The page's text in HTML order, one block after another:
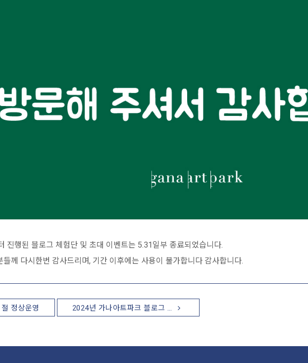
진행된 블로그 체험단 및 초대 이벤트는 5.31일부 종료되었습니다.
들께 다시한번 감사드리며, 기간 이후에는 사용이 불가합니다 감사합니다.
정상운영 2024년 가나아트파크 블로그 …